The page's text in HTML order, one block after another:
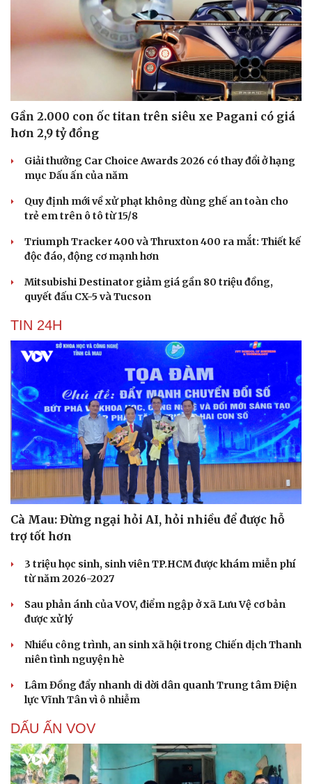
Gần 2.000 con ốc titan trên siêu xe Pagani có giá
hơn 2,9 tỷ đồng
Giải thưởng Car Choice Awards 2026 có thay đổi ở hạng
mục Dấu ấn của năm
Quy định mới về xử phạt không dùng ghế an toàn cho
trẻ em trên ô tô từ 15/8
Triumph Tracker 400 và Thruxton 400 ra mắt: Thiết kế
độc đáo, động cơ mạnh hơn
Mitsubishi Destinator giảm giá gần 80 triệu đồng,
quyết đấu CX-5 và Tucson
TIN 24H
Cà Mau: Đừng ngại hỏi AI, hỏi nhiều để được hỗ
trợ tốt hơn
3 triệu học sinh, sinh viên TP.HCM được khám miễn phí
từ năm 2026-2027
Sau phản ánh của VOV, điểm ngập ở xã Lưu Vệ cơ bản
được xử lý
Nhiều công trình, an sinh xã hội trong Chiến dịch Thanh
niên tình nguyện hè
Lâm Đồng đẩy nhanh di dời dân quanh Trung tâm Điện
lực Vĩnh Tân vì ô nhiễm
DẤU ẤN VOV